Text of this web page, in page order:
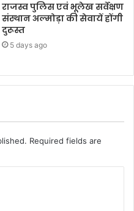
राजस्व पुलिस एवं भूलेख सर्वेक्षण
संस्थान अल्मोड़ा की सेवायें होंगी
दुरूस्त
5 days ago
Required fields are